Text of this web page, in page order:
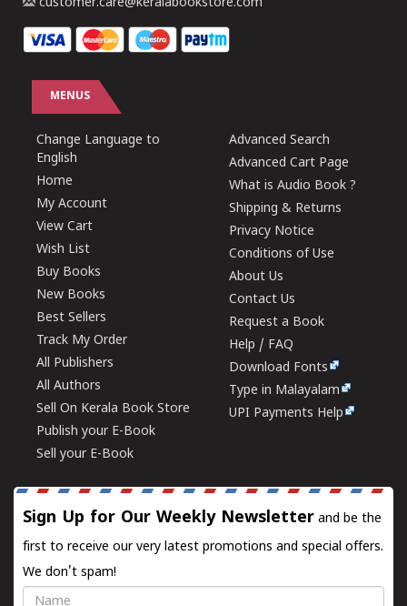
customer.care@keralabookstore.com
MENUS
Change Language to
English
Home
My Account
View Cart
Wish List
Buy Books
New Books
Best Sellers
Track My Order
All Publishers
All Authors
Sell On Kerala Book Store
Publish your E-Book
Sell your E-Book
Advanced Search
Advanced Cart Page
What is Audio Book ?
Shipping & Returns
Privacy Notice
Conditions of Use
About Us
Contact Us
Request a Book
Help / FAQ
Download Fonts
Type in Malayalam
UPI Payments Help
Sign Up for Our Weekly Newsletter and be the
first to receive our very latest promotions and special offers.
We don't spam!
Name